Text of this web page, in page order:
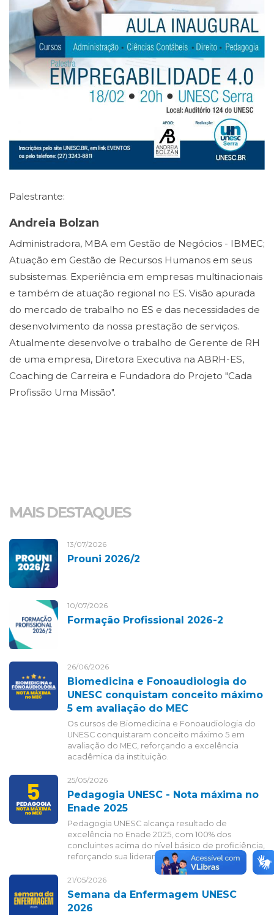
Palestrante:
Andreia Bolzan
Administradora, MBA em Gestão de Negócios - IBMEC;
Atuação em Gestão de Recursos Humanos em seus
subsistemas. Experiência em empresas multinacionais
e também de atuação regional no ES. Visão apurada
do mercado de trabalho no ES e das necessidades de
desenvolvimento da nossa prestação de serviços.
Atualmente desenvolve o trabalho de Gerente de RH
de uma empresa, Diretora Executiva na ABRH-ES,
Coaching de Carreira e Fundadora do Projeto "Cada
Profissão Uma Missão".
MAIS DESTAQUES
13/07/2026
Prouni 2026/2
10/07/2026
Formação Profissional 2026-2
26/06/2026
Biomedicina e Fonoaudiologia do
UNESC conquistam conceito máximo
5 em avaliação do MEC
Os cursos de Biomedicina e Fonoaudiologia do
UNESC conquistaram conceito máximo 5 em
avaliação do MEC, reforçando a excelência
acadêmica da instituição.
25/05/2026
Pedagogia UNESC - Nota máxima no
Enade 2025
Pedagogia UNESC alcança resultado de
excelência no Enade 2025, com 100% dos
concluintes acima do nível básico de proficiência,
reforçando sua liderança no Espírito Santo.
21/05/2026
Semana da Enfermagem UNESC
2026